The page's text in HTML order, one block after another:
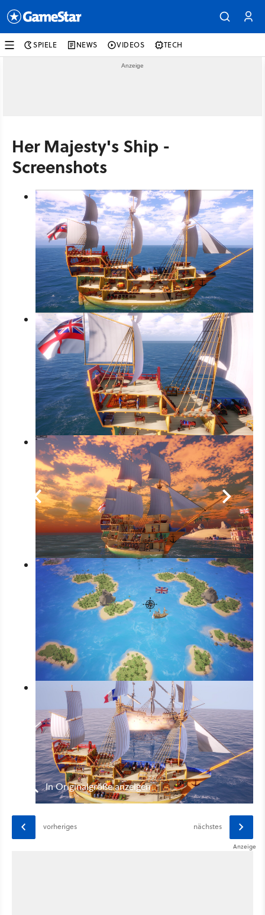
SPIELE NEWS VIDEOS TECH
Her Majesty's Ship -
Screenshots
In Originalgröße anzeigen
vorheriges nächstes